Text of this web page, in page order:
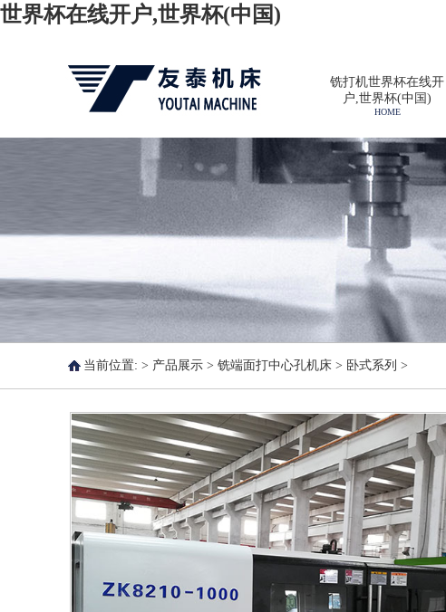
世界杯在线开户,世界杯(中国)
铣打机世界杯在线开
户,世界杯(中国)
HOME
当前位置: > 产品展示 > 铣端面打中心孔机床 > 卧式系列 >